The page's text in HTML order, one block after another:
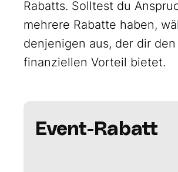
Rabatts. Solltest du
mehrere Rabatte haben,
denjenigen aus, der dir
finanziellen Vorteil bietet.
Event-Rabatt